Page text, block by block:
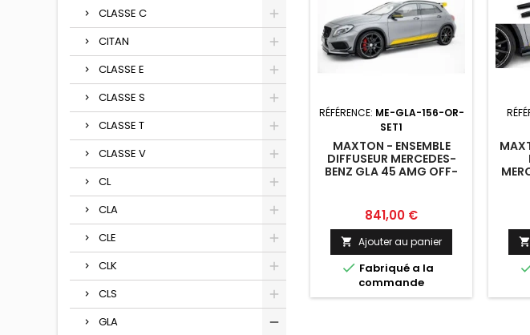
CLASSE C
CITAN
CLASSE E
CLASSE S
CLASSE T
CLASSE V
CL
CLA
CLE
CLK
CLS
GLA
RÉFÉRENCE: ME-GLA-156-OR-
SET1
MAXTON - ENSEMBLE
DIFFUSEUR MERCEDES-
BENZ GLA 45 AMG OFF-
Prix
841,00 €
 Ajouter au panier
 Fabriqué a la
commande
